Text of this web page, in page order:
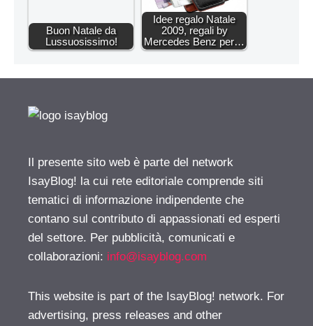
Buon Natale da
Lussuosissimo!
Idee regalo Natale
2009, regali by
Mercedes Benz per…
Il presente sito web è parte del network
IsayBlog! la cui rete editoriale comprende siti
tematici di informazione indipendente che
contano sul contributo di appassionati ed esperti
del settore. Per pubblicità, comunicati e
collaborazioni: info@isayblog.com
This website is part of the IsayBlog! network. For
advertising, press releases and other